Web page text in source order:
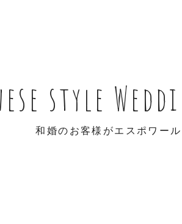
style
和婚のお客様がエスポワー